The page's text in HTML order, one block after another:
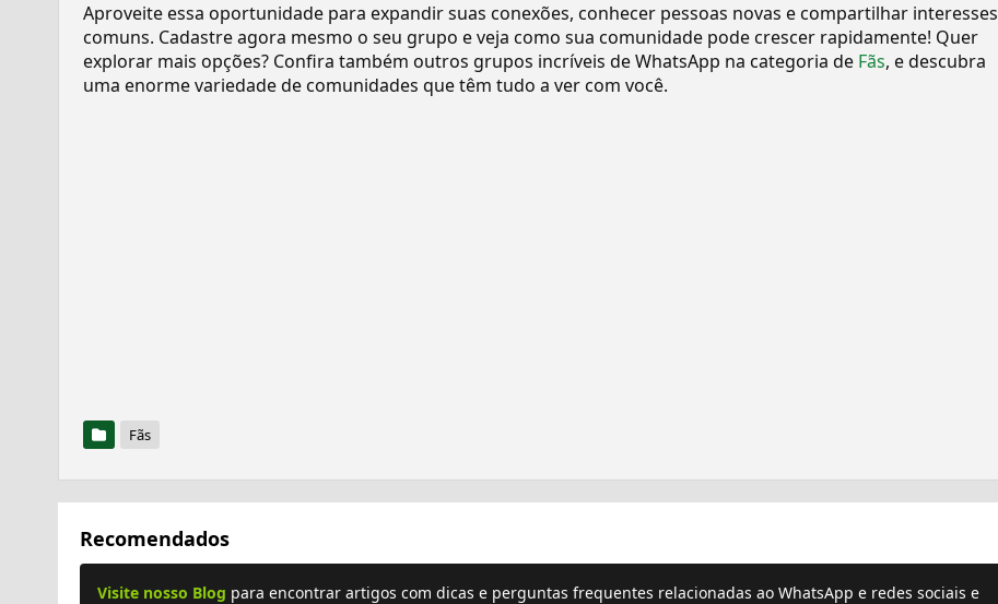
Aproveite essa oportunidade para expandir suas conexões, conhecer pessoas novas e compartilhar interesses
comuns. Cadastre agora mesmo o seu grupo e veja como sua comunidade pode crescer rapidamente! Quer
explorar mais opções? Confira também outros grupos incríveis de WhatsApp na categoria de Fãs, e descubra
uma enorme variedade de comunidades que têm tudo a ver com você.
Fãs
Recomendados
Visite nosso Blog para encontrar artigos com dicas e perguntas frequentes relacionadas ao WhatsApp e redes sociais e